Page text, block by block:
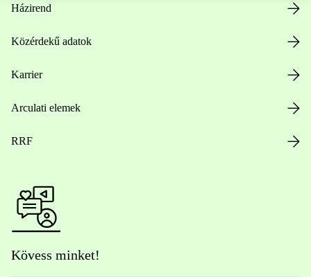
Házirend
Közérdekű adatok
Karrier
Arculati elemek
RRF
Kövess minket!